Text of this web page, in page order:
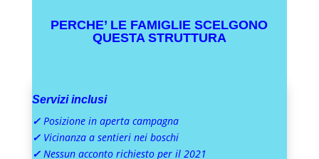
PERCHE’ LE FAMIGLIE SCELGONO
QUESTA STRUTTURA
Servizi inclusi
✓Posizione in aperta campagna
✓Vicinanza a sentieri nei boschi
✓ Nessun acconto richiesto per il 2021